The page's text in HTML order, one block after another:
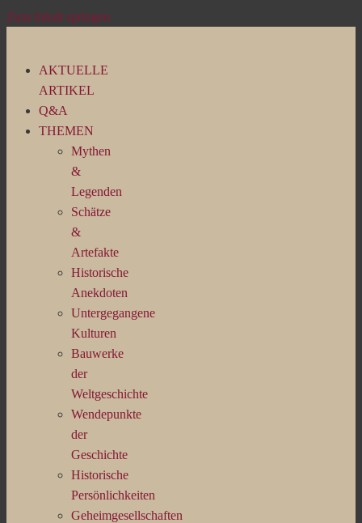
Zum Inhalt springen
AKTUELLE
ARTIKEL
Q&A
THEMEN
Mythen
&
Legenden
Schätze
&
Artefakte
Historische
Anekdoten
Untergegangene
Kulturen
Bauwerke
der
Weltgeschichte
Wendepunkte
der
Geschichte
Historische
Persönlichkeiten
Geheimgesellschaften